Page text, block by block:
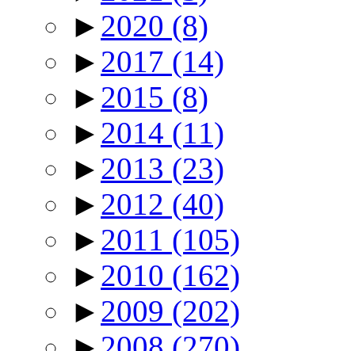
► 2020 (8)
► 2017 (14)
► 2015 (8)
► 2014 (11)
► 2013 (23)
► 2012 (40)
► 2011 (105)
► 2010 (162)
► 2009 (202)